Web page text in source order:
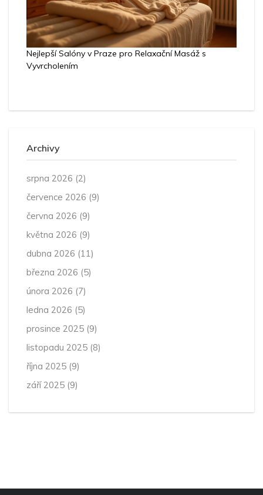
Nejlepší Salóny v Praze pro Relaxační Masáž s
Vyvrcholením
Archivy
srpna 2026 (2)
července 2026 (9)
června 2026 (9)
května 2026 (9)
dubna 2026 (11)
března 2026 (5)
února 2026 (7)
ledna 2026 (5)
prosince 2025 (9)
listopadu 2025 (8)
října 2025 (9)
září 2025 (9)